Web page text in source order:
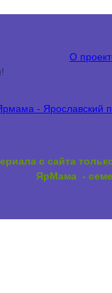
О
- Ярославский
с сайта
ЯрМама -